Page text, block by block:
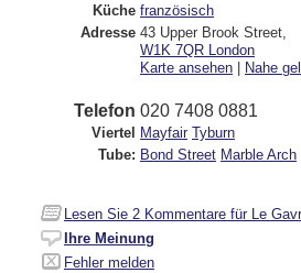
Küche französisch
Adresse 43 Upper Brook Street
W1K 7QR London
Karte ansehen | Nahe
Telefon 020 7408 0881
Viertel Mayfair Tyburn
Tube: Bond Street Marble Arch
Lesen Sie 2 Kommentare für Le
Ihre Meinung
Fehler melden